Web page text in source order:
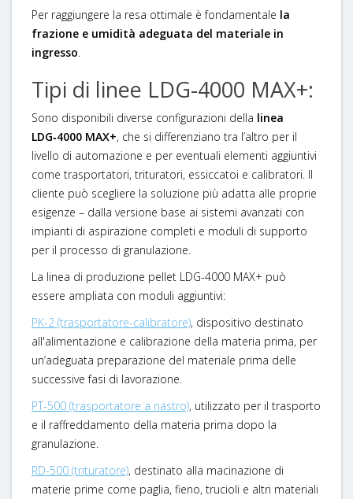
Per raggiungere la resa ottimale è fondamentale la
frazione e umidità adeguata del materiale in
ingresso
Tipi di linee LDG-4000 MAX+:
Sono disponibili diverse configurazioni della linea
LDG‑4000 MAX+, che si differenziano tra l’altro per il
livello di automazione e per eventuali elementi aggiuntivi
come trasportatori, trituratori, essiccatoi e calibratori. Il
cliente può scegliere la soluzione più adatta alle proprie
esigenze – dalla versione base ai sistemi avanzati con
impianti di aspirazione completi e moduli di supporto
per il processo di granulazione.
La linea di produzione pellet LDG-4000 MAX+ può
essere ampliata con moduli aggiuntivi:
PK-2 (trasportatore-calibratore), dispositivo destinato
all'alimentazione e calibrazione della materia prima, per
un’adeguata preparazione del materiale prima delle
successive fasi di lavorazione.
PT-500 (trasportatore a nastro), utilizzato per il trasporto
e il raffreddamento della materia prima dopo la
granulazione.
RD-500 (trituratore), destinato alla macinazione di
materie prime come paglia, fieno, trucioli e altri materiali